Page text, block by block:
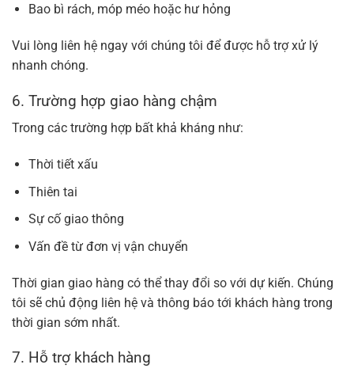
Bao bì rách, móp méo hoặc hư hỏng
Vui lòng liên hệ ngay với chúng tôi để được hỗ trợ xử lý
nhanh chóng.
6. Trường hợp giao hàng chậm
Trong các trường hợp bất khả kháng như:
Thời tiết xấu
Thiên tai
Sự cố giao thông
Vấn đề từ đơn vị vận chuyển
Thời gian giao hàng có thể thay đổi so với dự kiến. Chúng
tôi sẽ chủ động liên hệ và thông báo tới khách hàng trong
thời gian sớm nhất.
7. Hỗ trợ khách hàng